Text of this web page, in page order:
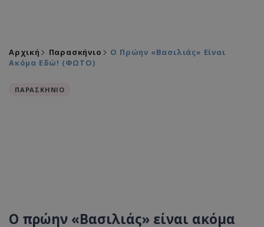
Αρχική Παρασκήνιο
O Πρώην «Βασιλιάς» Είναι
Ακόμα Εδώ! (ΦΩΤΟ)
ΠΑΡΑΣΚΗΝΙΟ
O πρώην «Βασιλιάς» είναι ακόμα